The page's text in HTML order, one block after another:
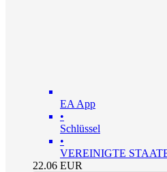
EA App
•
Schlüssel
•
VEREINIGTE
22.06 EUR